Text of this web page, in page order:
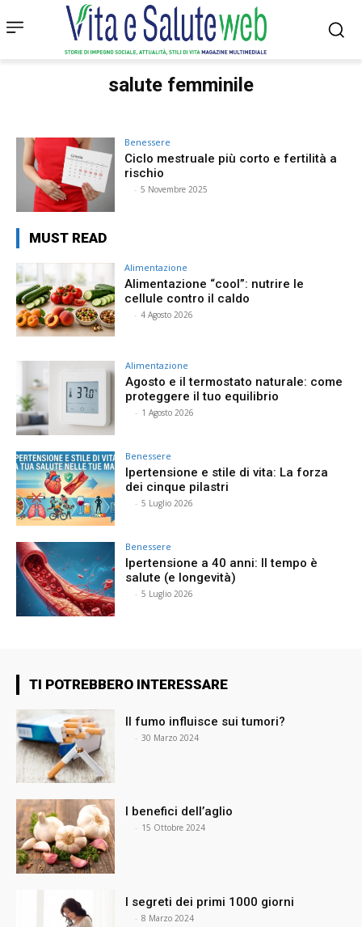
salute femminile
Benessere
Ciclo mestruale più corto e fertilità a
rischio
- 5 Novembre 2025
MUST READ
Alimentazione
Alimentazione “cool”: nutrire le
cellule contro il caldo
- 4 Agosto 2026
Alimentazione
Agosto e il termostato naturale: come
proteggere il tuo equilibrio
- 1 Agosto 2026
Benessere
Ipertensione e stile di vita: La forza
dei cinque pilastri
- 5 Luglio 2026
Benessere
Ipertensione a 40 anni: Il tempo è
salute (e longevità)
- 5 Luglio 2026
TI POTREBBERO INTERESSARE
Il fumo influisce sui tumori?
- 30 Marzo 2024
I benefici dell’aglio
- 15 Ottobre 2024
I segreti dei primi 1000 giorni
- 8 Marzo 2024